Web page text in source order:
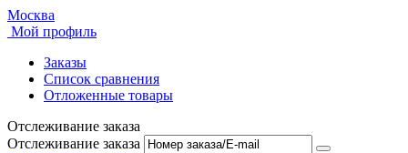
Москва
Мой профиль
Заказы
Список сравнения
Отложенные товары
Отслеживание заказа
Отслеживание заказа